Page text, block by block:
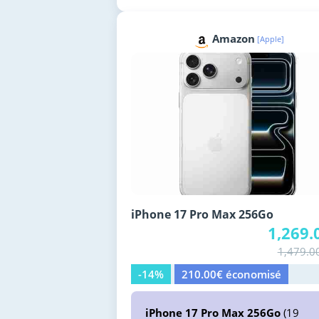
Amazon [Apple]
iPhone 17 Pro Max 256Go
-14%
210.00€ économisé
iPhone 17 Pro Max 256Go(19